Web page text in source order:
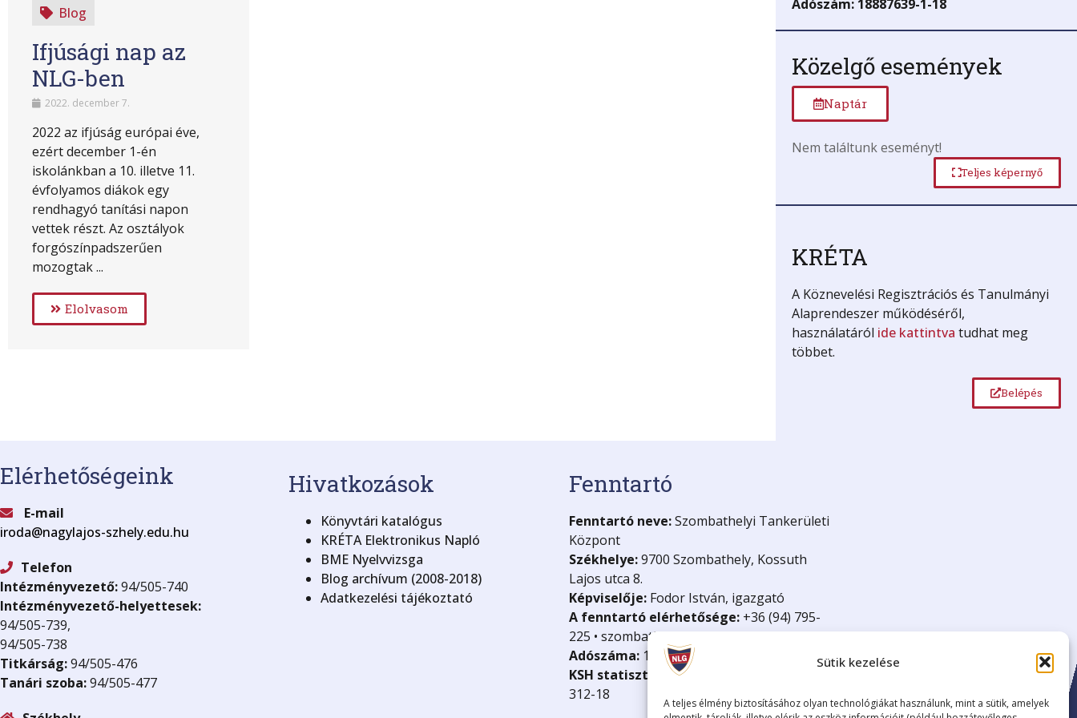
Sütik kezelése
A teljes élmény biztosításához olyan technológiákat használunk, mint a sütik, amelyek
Blog
Ifjúsági nap az
NLG-ben
2022. december 7.
2022 az ifjúság európai éve,
ezért december 1-én
iskolánkban a 10. illetve 11.
évfolyamos diákok egy
rendhagyó tanítási napon
vettek részt. Az osztályok
forgószínpadszerűen
mozogtak ...
Elolvasom
Adószám: 18887639-1-18
Közelgő események
Naptár
Nem találtunk eseményt!
Teljes képernyő
KRÉTA
A Köznevelési Regisztrációs és Tanulmányi
Alaprendeszer működéséről,
használatáról ide kattintva tudhat meg
többet.
Belépés
Elérhetőségeink
E-mail
iroda@nagylajos-szhely.edu.hu
Telefon
Intézményvezető:94/505-740
Intézményvezető-helyettesek:
94/505-739,
94/505-738
Titkárság:94/505-476
Tanári szoba:94/505-477
Hivatkozások
Könyvtári katalógus
KRÉTA Elektronikus Napló
BME Nyelvvizsga
Blog archívum (2008-2018)
Adatkezelési tájékoztató
Fenntartó
Fenntartó neve:Szombathelyi Tankerületi
Központ
Székhelye:9700 Szombathely, Kossuth
Lajos utca 8.
Képviselője:Fodor István, igazgató
A fenntartó elérhetősége:+36 (94) 795-
225 • szombathely@kk.gov.hu
Adószáma:15835499-2-18
KSH statisztikai száma:
312-18